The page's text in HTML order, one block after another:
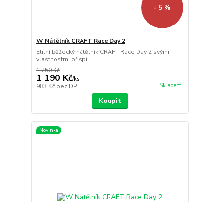
- 5 %
W Nátělník CRAFT Race Day 2
Elitní běžecký nátělník CRAFT Race Day 2 svými
vlastnostmi přispí...
1 250 Kč
1 190 Kč/ks
983 Kč bez DPH Skladem
Koupit
Novinka